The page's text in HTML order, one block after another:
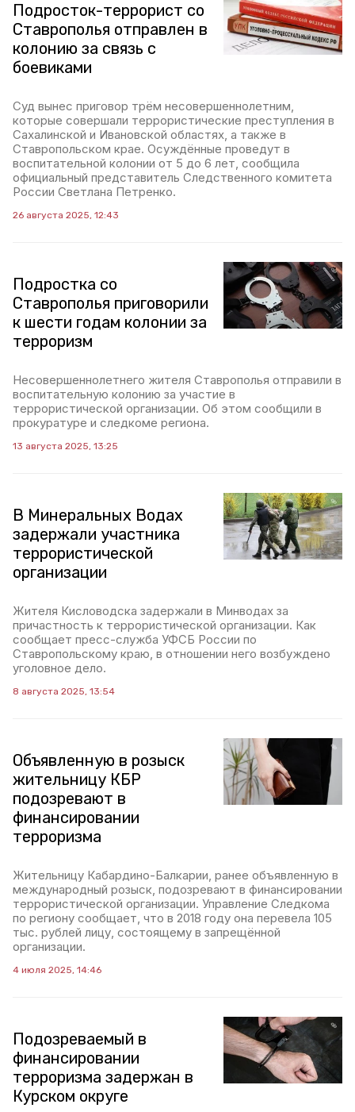
Подросток-террорист со
Ставрополья отправлен в
колонию за связь с
боевиками
Суд вынес приговор трём несовершеннолетним,
которые совершали террористические преступления в
Сахалинской и Ивановской областях, а также в
Ставропольском крае. Осуждённые проведут в
воспитательной колонии от 5 до 6 лет, сообщила
официальный представитель Следственного комитета
России Светлана Петренко.
26 августа 2025, 12:43
Подростка со
Ставрополья приговорили
к шести годам колонии за
терроризм
Несовершеннолетнего жителя Ставрополья отправили в
воспитательную колонию за участие в
террористической организации. Об этом сообщили в
прокуратуре и следкоме региона.
13 августа 2025, 13:25
В Минеральных Водах
задержали участника
террористической
организации
Жителя Кисловодска задержали в Минводах за
причастность к террористической организации. Как
сообщает пресс-служба УФСБ России по
Ставропольскому краю, в отношении него возбуждено
уголовное дело.
8 августа 2025, 13:54
Объявленную в розыск
жительницу КБР
подозревают в
финансировании
терроризма
Жительницу Кабардино-Балкарии, ранее объявленную в
международный розыск, подозревают в финансировании
террористической организации. Управление Следкома
по региону сообщает, что в 2018 году она перевела 105
тыс. рублей лицу, состоящему в запрещённой
организации.
4 июля 2025, 14:46
Подозреваемый в
финансировании
терроризма задержан в
Курском округе